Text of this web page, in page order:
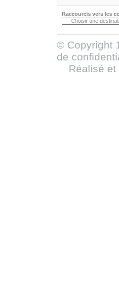
Raccourcis vers les
© Copyright
de
Réalisé et